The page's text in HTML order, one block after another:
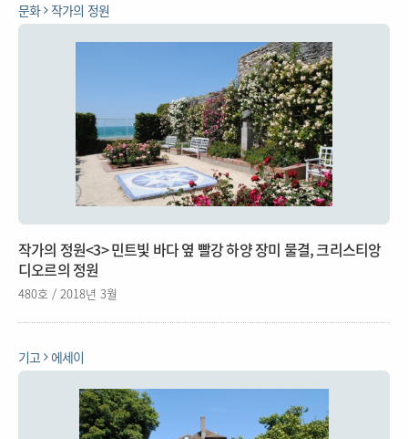
문화 작가의 정원
작가의 정원<3> 민트빛 바다 옆 빨강 하양 장미 물결, 크리스티앙
디오르의 정원
480호 / 2018년 3월
기고 에세이